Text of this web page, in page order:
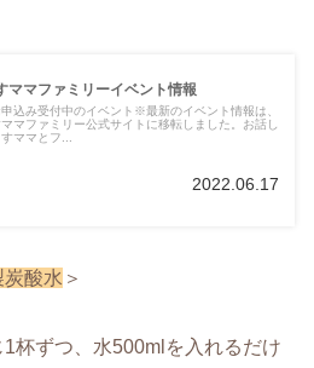
ママファミリーイベント情報
込み受付中のイベント※最新のイベント情報は、
マファミリー公式サイトに移転しました。お話し
ママとフ...
2022.06.17
酸水 ＞
杯ずつ、水500mlを入れるだけ